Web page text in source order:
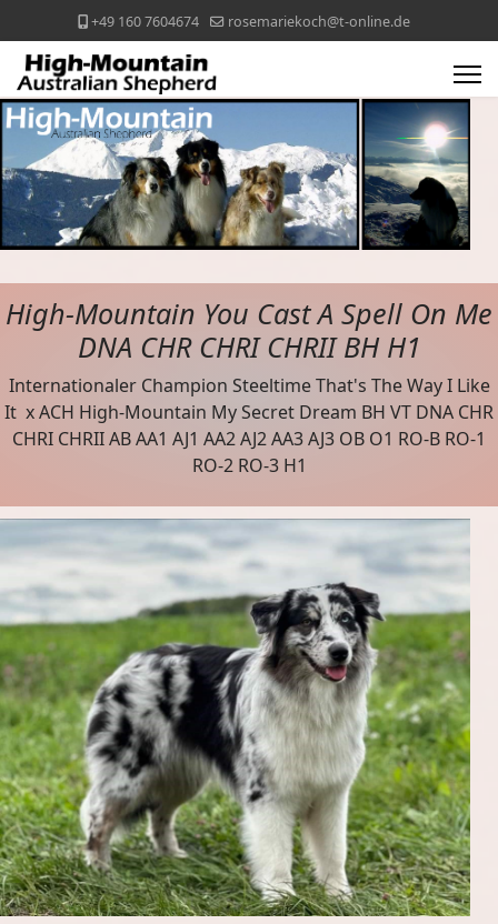
+49 160 7604674 rosemariekoch@t-online.de
High-Mountain You Cast A Spell On Me
DNA CHR CHRI CHRII BH H1
Internationaler Champion Steeltime That's The Way I Like
It x ACH High-Mountain My Secret Dream BH VT DNA CHR
CHRI CHRII AB AA1 AJ1 AA2 AJ2 AA3 AJ3 OB O1 RO-B RO-1
RO-2 RO-3 H1